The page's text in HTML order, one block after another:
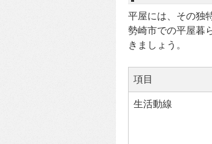
平屋には、その独
勢崎市での平屋暮
きましょう。
項目
生活動線